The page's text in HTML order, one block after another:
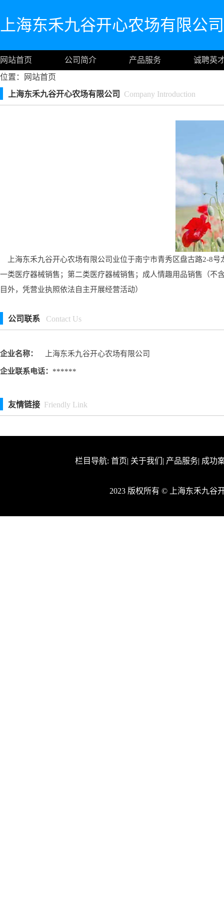
上海东禾九谷开心农场有限公司
网站首页 公司简介 产品服务
诚聘英
位置：
网站首页
上海东禾九谷开心农场有限公司
Company Introduction
上海东禾九谷开心农场有限公司业位于南宁市青秀区盘古路2-8
一类医疗器械销售；第二类医疗器械销售；成人情趣用品销售（
目外，凭营业执照依法自主开展经营活动）
公司联系 Contact Us
企业名称： 上海东禾九谷开心农场有限公司
企业联系电话： ******
友情链接 Friendly Link
栏目导航: 首页| 关于我们 | 产品服务| 成功
2023 版权所有 © 上海东禾九谷